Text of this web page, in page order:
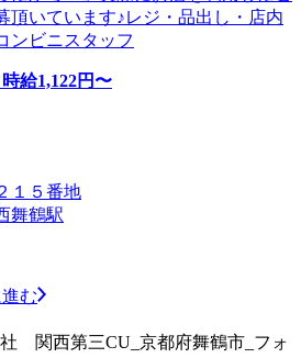
頂いています♪レジ・品出し・店内
ンビニスタッフ
時給1,122円〜
１５番地
舞鶴駅
む
関西第三CU_京都府舞鶴市_フォ